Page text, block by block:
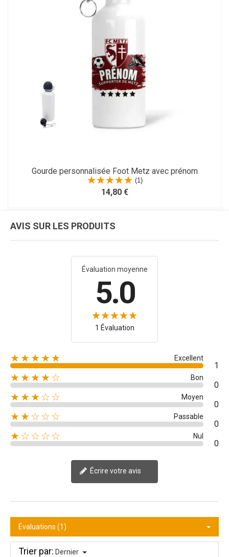
Gourde personnalisée Foot Metz avec prénom
(1)
14,80 €
AVIS SUR LES PRODUITS
Évaluation moyenne
5.0
1 Évaluation
★★★★★ Excellent
1
★★★★☆ Bon
0
★★★☆☆ Moyen
0
★★☆☆☆ Passable
0
★☆☆☆☆ Nul
0
Écrire votre avis
Évaluations (1)
Trier par: Dernier